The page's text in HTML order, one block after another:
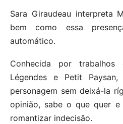
Sara Giraudeau interpreta
bem como essa
automático.
Conhecida por
Légendes e Petit
personagem sem deixá-la
opinião, sabe o que quer
romantizar indecisão.